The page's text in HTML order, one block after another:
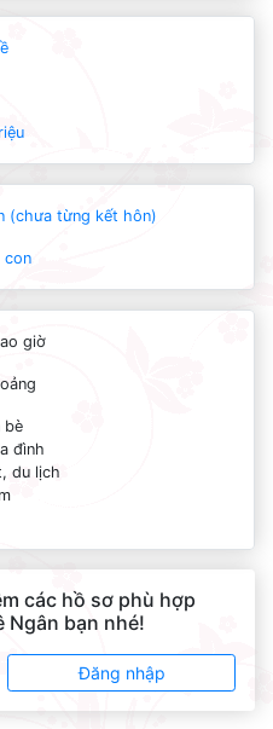
(chưa từng kết hôn)
con
giờ
bè
đình
du lịch
các hồ sơ phù hợp
Ngân bạn nhé!
Đăng nhập